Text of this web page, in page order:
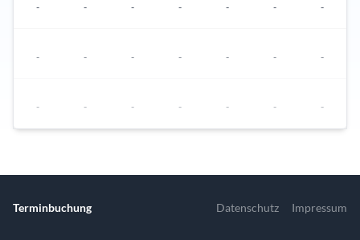
- - - - - - -
- - - - - - -
- - - - - - -
Nächster Termin ist am 12.08.2026 um 09:00 Uhr
Terminbuchung Datenschutz Impressum